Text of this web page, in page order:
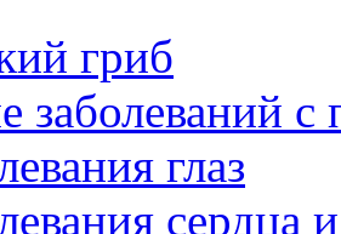
гриб
заболеваний
глаз
сердца